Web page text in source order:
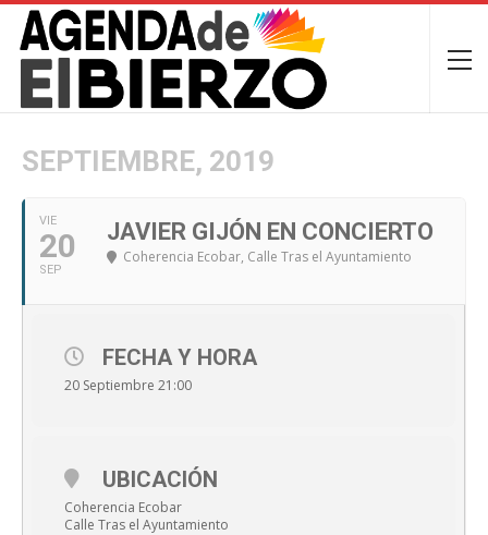
SEPTIEMBRE, 2019
VIE
20
SEP
JAVIER GIJÓN EN CONCIERTO
Coherencia Ecobar, Calle Tras el Ayuntamiento
FECHA Y HORA
20 Septiembre 21:00
UBICACIÓN
Coherencia Ecobar
Calle Tras el Ayuntamiento